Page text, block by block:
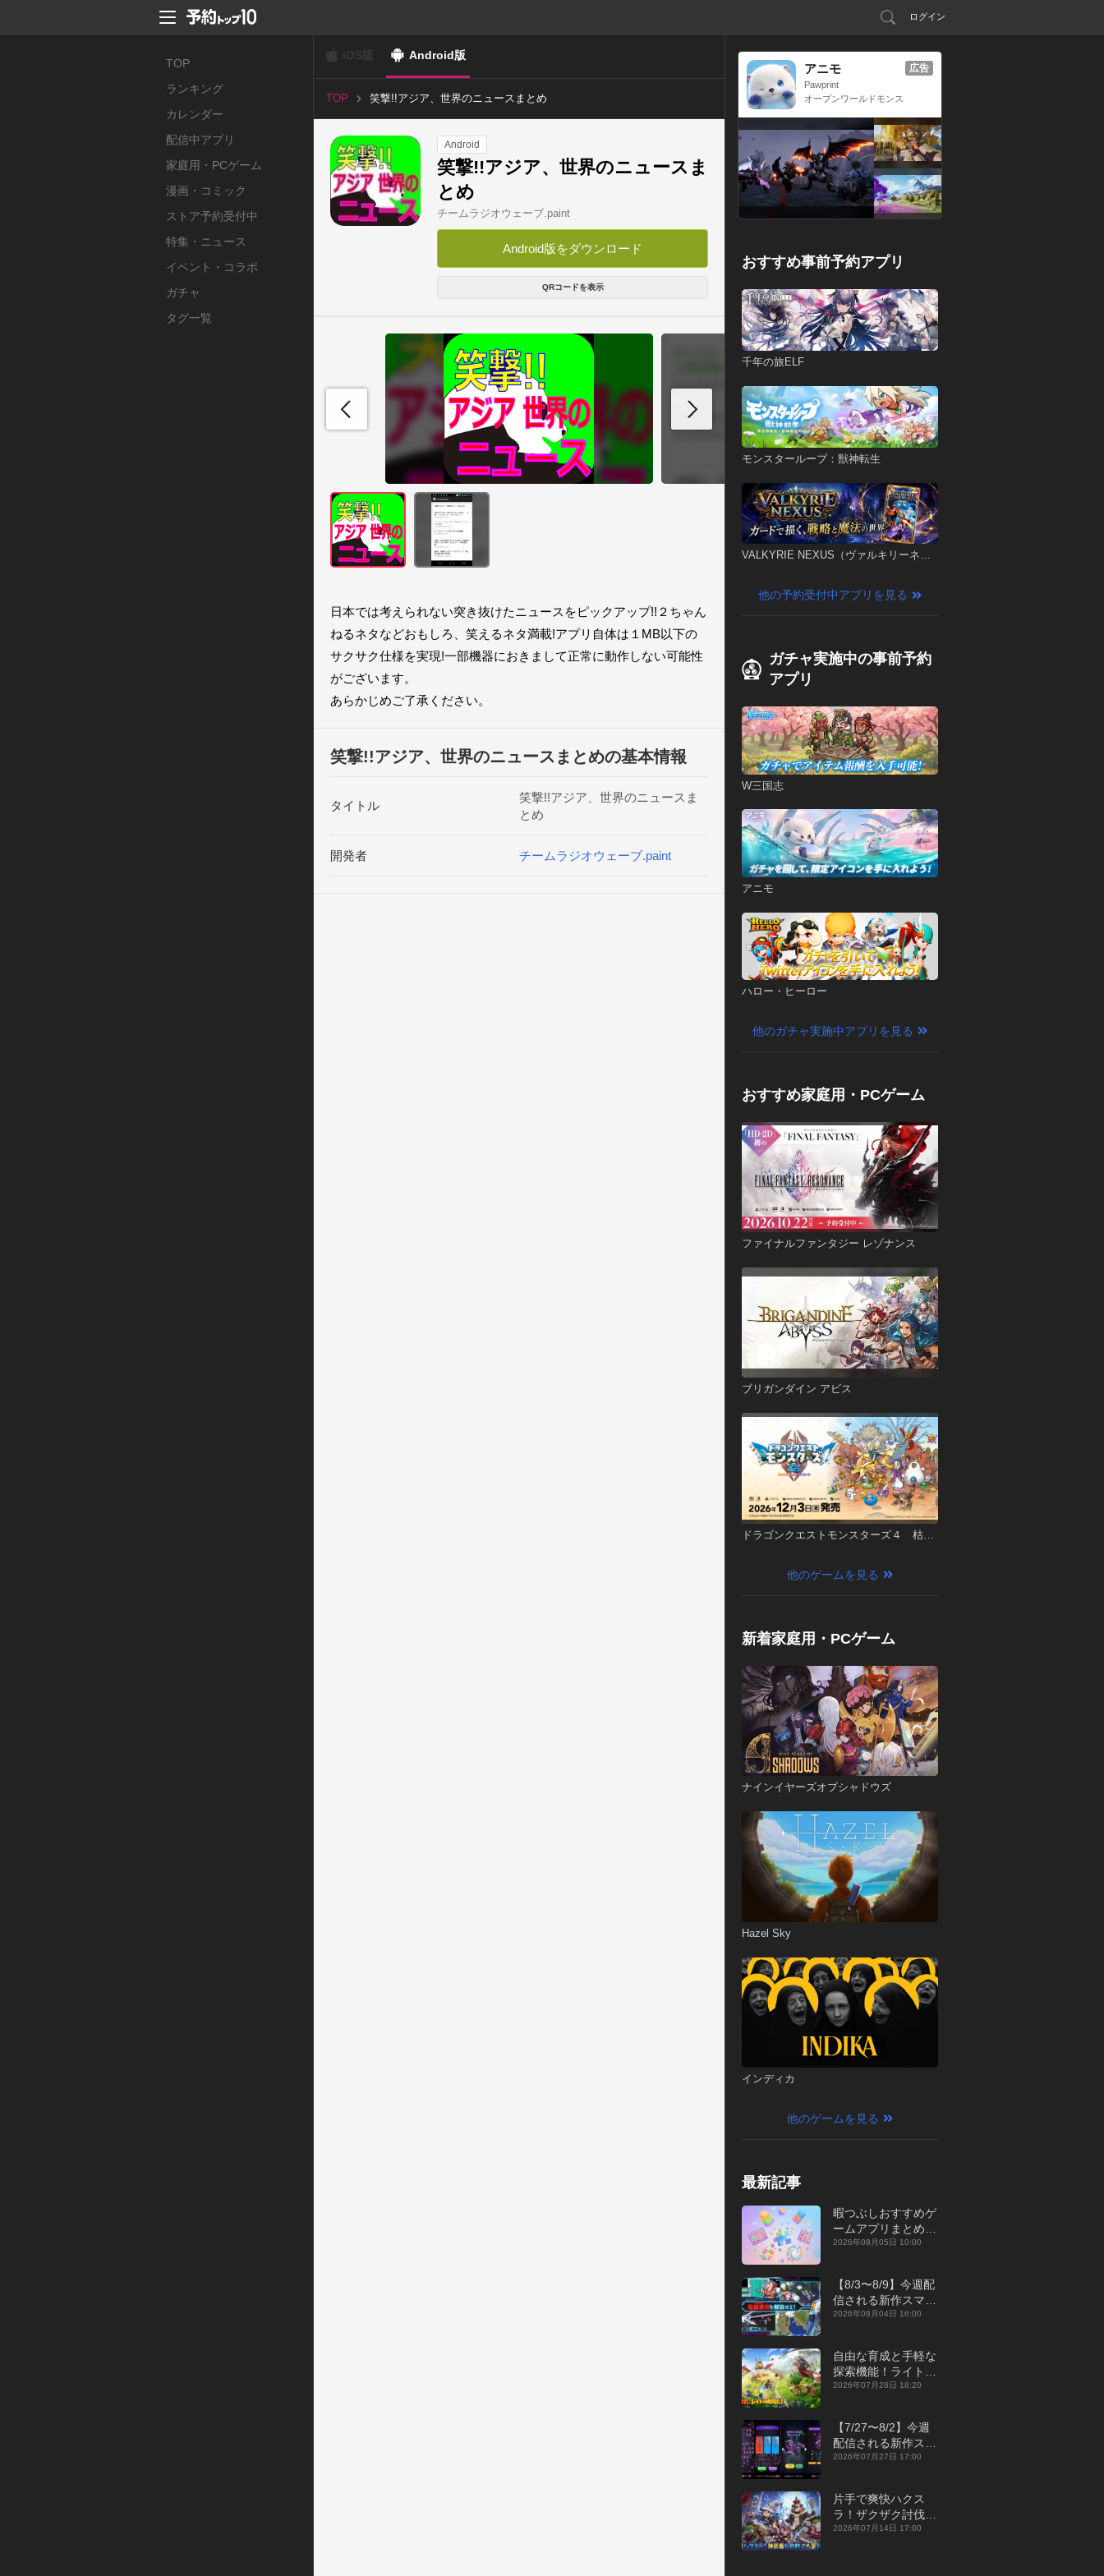
ログイン
TOP
ランキング
カレンダー
配信中アプリ
家庭用・PCゲーム
漫画・コミック
ストア予約受付中
特集・ニュース
イベント・コラボ
ガチャ
タグ一覧
Android版
TOP 笑撃!!アジア、世界のニュースまとめ
Android
笑撃!!アジア、世界のニュースま
とめ
チームラジオウェーブ.paint
Android版をダウンロード
QRコードを表示
日本では考えられない突き抜けたニュースをピックアップ!!２ちゃん
ねるネタなどおもしろ、笑えるネタ満載!アプリ自体は１MB以下の
サクサク仕様を実現!一部機器におきまして正常に動作しない可能性
がございます。
あらかじめご了承ください。
笑撃!!アジア、世界のニュースまとめの基本情報
タイトル
笑撃!!アジア、世界のニュースま
とめ
開発者 チームラジオウェーブ.paint
アニモ
Pawprint
オープンワールドモンス
広告
おすすめ事前予約アプリ
千年の旅ELF
モンスターループ：獣神転生
VALKYRIE NEXUS（ヴァルキリーネク
他の予約受付中アプリを見る
ガチャ実施中の事前予約
アプリ
W三国志
アニモ
ハロー・ヒーロー
他のガチャ実施中アプリを見る
おすすめ家庭用・PCゲーム
ファイナルファンタジー レゾナンス
ブリガンダイン アビス
ドラゴンクエストモンスターズ４ 枯れ
他のゲームを見る
新着家庭用・PCゲーム
ナインイヤーズオブシャドウズ
Hazel Sky
インディカ
他のゲームを見る
最新記事
暇つぶしおすすめゲ
ームアプリまとめ｜
オフライン対応あり
2026年08月05日 10:00
【8/3〜8/9】今週配
信される新作スマホ
ゲームをまとめてお
2026年08月04日 16:00
自由な育成と手軽な
探索機能！ライトカ
ジュアルMMORPG
P】
2026年07月28日 18:20
【7/27〜8/2】今週
配信される新作スマ
ホゲームをまとめて
2026年07月27日 17:00
片手で爽快ハクス
ラ！ザクザク討伐し
て神装備を集める放
2026年07月14日 17:00